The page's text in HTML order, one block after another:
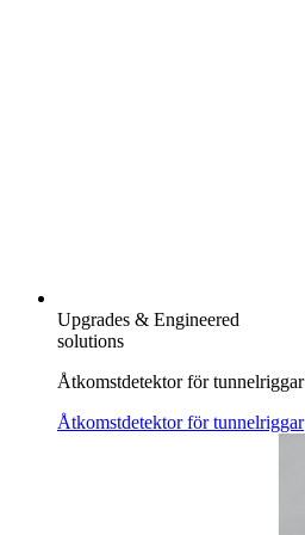
Upgrades & Engineered
solutions
Åtkomstdetektor för tunnelriggar
Åtkomstdetektor för tunnelriggar